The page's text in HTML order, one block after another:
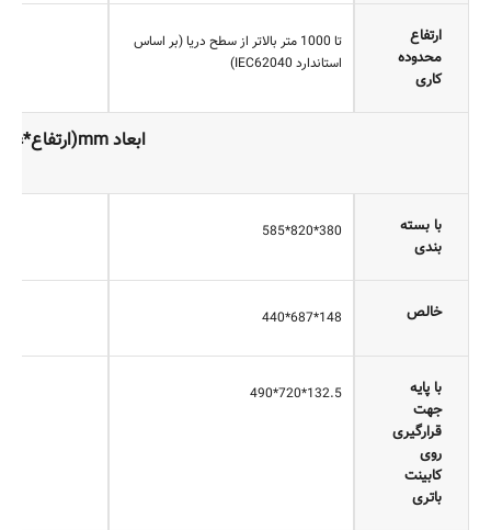
ارتفاع
محدوده
کاری
تا 1000 متر بالاتر از سطح دریا (بر اساس
استاندارد IEC62040)
ابعاد mm(ارتفاع*عمق*عرض)
با بسته
بندی
380*820*585
خالص 148*687*440
با پایه
جهت
قرارگیری
روی
کابینت
باتری
132.5*720*490